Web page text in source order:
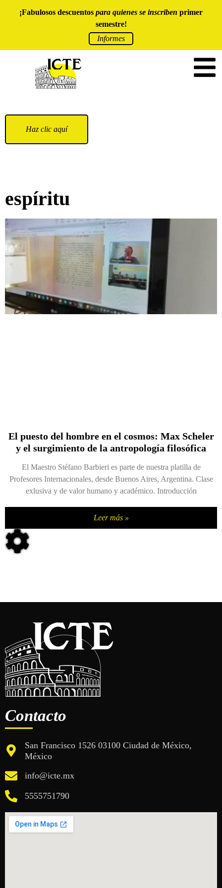
¡Fabulosos descuentos para quienes se inscriben primer
semestre!
Informes
Haz clic aquí
espíritu
El puesto del hombre en el cosmos: Max Scheler
y el surgimiento de la antropología filosófica
El Maestro Stéfano Barbieri es parte de nuestra platilla de
Profesores Internacionales, desde Buenos Aires, Argentina. Clase
exlusiva y de valor humano y académico. Introducción
Leer más »
Contacto
San Francisco 1526 03100 Ciudad de México,
México
info@icte.mx
5555751790